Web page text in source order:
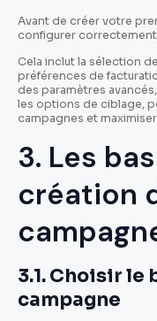
Avant de créer votre
configurer
Cela inclut la sélection
préférences de
des paramètres
les options de ciblage,
campagnes et
3. Les
création
3.1. Choisir
campagne